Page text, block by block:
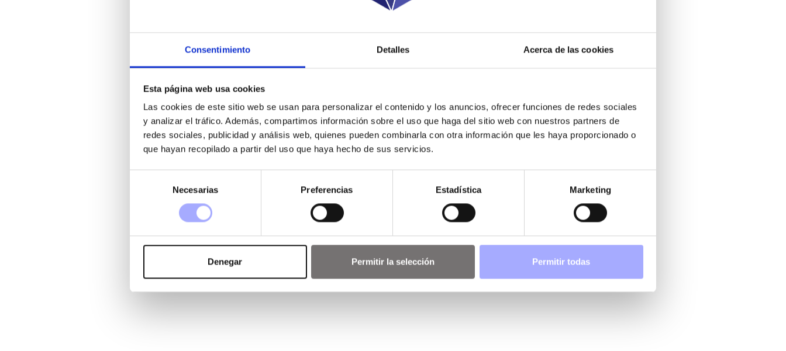
Consentimiento Detalles Acerca de las cookies
Esta página web usa cookies
Las cookies de este sitio web se usan para personalizar el contenido y los anuncios, ofrecer funciones de redes sociales
y analizar el tráfico. Además, compartimos información sobre el uso que haga del sitio web con nuestros partners de
redes sociales, publicidad y análisis web, quienes pueden combinarla con otra información que les haya proporcionado o
que hayan recopilado a partir del uso que haya hecho de sus servicios.
consentimiento
Necesarias Preferencias Estadística Marketing
Denegar Permitir la selección Permitir todas